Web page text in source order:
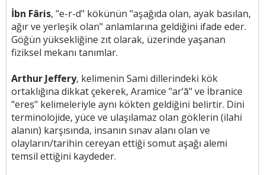
İbn Fâris, "e-r-d" kökünün "aşağıda olan, ayak basılan,
ağır ve yerleşik olan" anlamlarına geldiğini ifade eder.
Göğün yüksekliğine zıt olarak, üzerinde yaşanan
fiziksel mekanı tanımlar.
Arthur Jeffery, kelimenin Sami dillerindeki kök
ortaklığına dikkat çekerek, Aramice "ar‘ā" ve İbranice
"ereṣ" kelimeleriyle aynı kökten geldiğini belirtir. Dini
terminolojide, yüce ve ulaşılamaz olan göklerin (ilahi
alanın) karşısında, insanın sınav alanı olan ve
olayların/tarihin cereyan ettiği somut aşağı alemi
temsil ettiğini kaydeder.